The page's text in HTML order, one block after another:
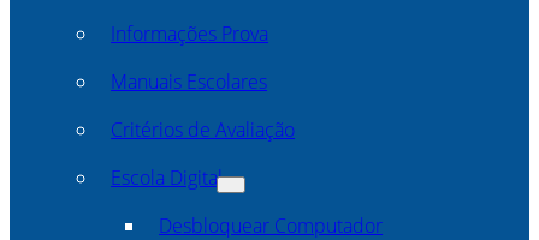
Informações Prova
Manuais Escolares
Critérios de Avaliação
Escola Digital
Desbloquear Computador